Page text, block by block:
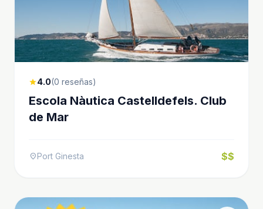
star4.0(0 reseñas)
Escola Nàutica Castelldefels. Club
de Mar
location_onPort Ginesta $$